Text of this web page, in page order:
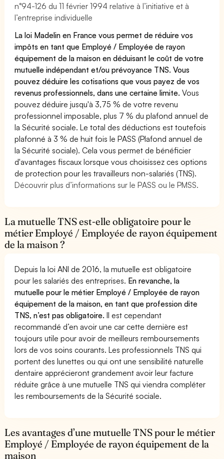
n°94-126 du 11 février 1994 relative à l’initiative et à
l’entreprise individuelle
La loi Madelin en France vous permet de réduire vos
impôts en tant que Employé / Employée de rayon
équipement de la maison en déduisant le coût de votre
mutuelle indépendant et/ou prévoyance TNS. Vous
pouvez déduire les cotisations que vous payez de vos
revenus professionnels, dans une certaine limite.Vous
pouvez déduire jusqu'à 3,75 % de votre revenu
professionnel imposable, plus 7 % du plafond annuel de
la Sécurité sociale. Le total des déductions est toutefois
plafonné à 3 % de huit fois le PASS (Plafond annuel de
la Sécurité sociale). Cela vous permet de bénéficier
d'avantages fiscaux lorsque vous choisissez ces options
de protection pour les travailleurs non-salariés (TNS).
Découvrir plus d’informations sur le PASS ou le PMSS.
La mutuelle TNS est-elle obligatoire pour le
métier Employé / Employée de rayon équipement
de la maison ?
Depuis la loi ANI de 2016, la mutuelle est obligatoire
pour les salariés des entreprises. En revanche, la
mutuelle pour le métier Employé / Employée de rayon
équipement de la maison, en tant que profession dite
TNS, n’est pas obligatoire.Il est cependant
recommandé d’en avoir une car cette dernière est
toujours utile pour avoir de meilleurs remboursements
lors de vos soins courants. Les professionnels TNS qui
portent des lunettes ou qui ont une sensibilité naturelle
dentaire apprécieront grandement avoir leur facture
réduite grâce à une mutuelle TNS qui viendra compléter
les remboursements de la Sécurité sociale.
Les avantages d’une mutuelle TNS pour le métier
Employé / Employée de rayon équipement de la
maison